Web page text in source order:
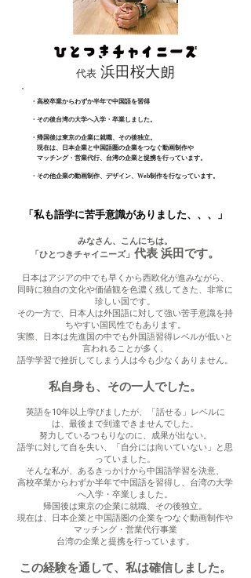
​代表浜田桜大朗
・高校卒業からわずか半年で中国語を習得
・その後台湾の大学へ入学・卒業しました。
・帰国後は東京の企業に就職、その後独立。
現在は、日本企業と中国語圏の企業をつなぐ動画制作や
マッチング・営業代行、台湾の企業と提携を行っています。
​・その他企業の動画制作、デザイン、Web制作を行なっています。
​「私も語学に苦手意識がありました、、、」
​みなさん、こんにちは。
「ひとつきチャイニーズ」 代表 浜田です。
日本はアジアの中でも早くから西欧化が進みながら、
同時に独自の文化や価値観を色濃く残してきた、非常に
珍しい国です。
その一方で、日本人は外国語に対して強い苦手意識を持
ちやすい国民性でもあります。
実際、日本は先進国の中でも外国語習得レベルが低いと
言われることが多く、
語学学習で挫折してしまう人は今も少なくありません。
私自身も、その一人でした。
英語を10年以上学びましたが、「話せる」レベルに
は、最後まで到達できませんでした。
努力しているつもりなのに、成果が出ない。
語学に対して自を失い、「自分には向いていない」と思
っていました。
そんな私が、あるきっかけから中国語学習を決意、
高校卒業からわずか半年で中国語を習得し、台湾の大学
へ入学・卒業しました。
帰国後は東京の企業に就職、その後独立。
現在は、日本企業と中国語圏の企業をつなぐ動画制作や
マッチング・営業代行事業
台湾の企業と提携を行っています。
この経験を通して、私は確信しました。